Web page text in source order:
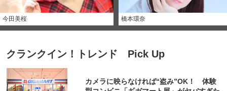
今田美桜 橋本環奈
クランクイン！トレンド Pick Up
カメラに映らなければ“盗み”OK！ 体験